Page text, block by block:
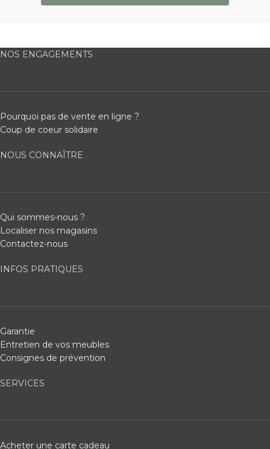
NOS ENGAGEMENTS
Pourquoi pas de vente en ligne ?
Coup de coeur solidaire
NOUS CONNAÎTRE
Qui sommes-nous ?
Localiser nos magasins
Contactez-nous
INFOS PRATIQUES
Garantie
Entretien de vos meubles
Consignes de prévention
SERVICES
Acheter une carte cadeau